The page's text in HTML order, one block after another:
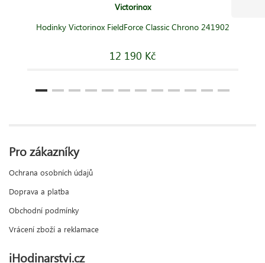
Victorinox
Hodinky Victorinox FieldForce Classic Chrono 241902
12 190 Kč
Pro zákazníky
Ochrana osobních údajů
Doprava a platba
Obchodní podmínky
Vrácení zboží a reklamace
iHodinarstvi.cz